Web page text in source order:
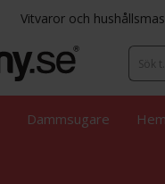
Vitvaror och
Dammsugare